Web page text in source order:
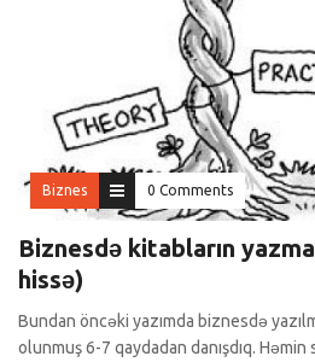
Biznes 0 Comments
Biznesdə kitabların
hissə)
Bundan öncəki yazımda biznesdə
olunmuş 6-7 qaydadan danışdıq. Həmin